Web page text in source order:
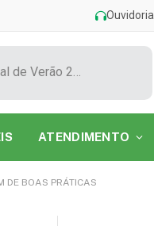
Ouvidoria
Show de Tarcísio do Acordeon encerra o Festival de Verão 2026 na Praia do Caripi
ATENDIMENTO
DE BOAS PRÁTICAS